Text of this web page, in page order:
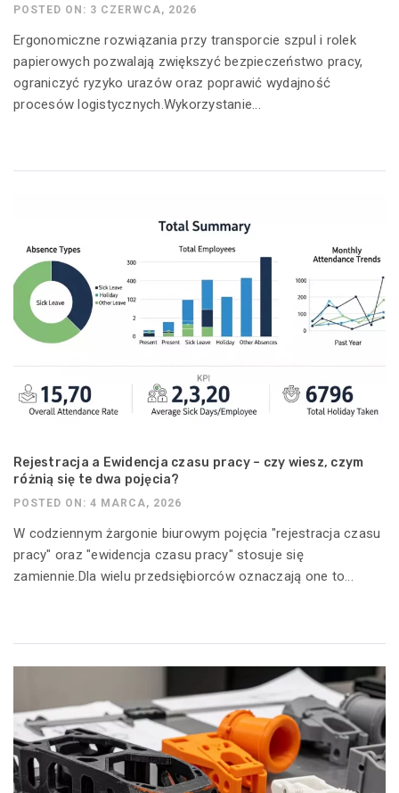
POSTED ON: 3 CZERWCA, 2026
Ergonomiczne rozwiązania przy transporcie szpul i rolek
papierowych pozwalają zwiększyć bezpieczeństwo pracy,
ograniczyć ryzyko urazów oraz poprawić wydajność
procesów logistycznych.Wykorzystanie...
Rejestracja a Ewidencja czasu pracy – czy wiesz, czym
różnią się te dwa pojęcia?
POSTED ON: 4 MARCA, 2026
W codziennym żargonie biurowym pojęcia "rejestracja czasu
pracy" oraz "ewidencja czasu pracy" stosuje się
zamiennie.Dla wielu przedsiębiorców oznaczają one to...